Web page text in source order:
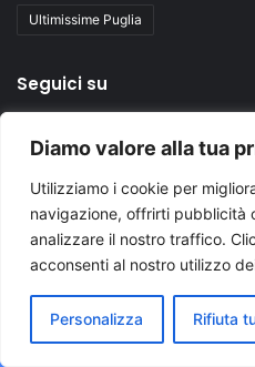
Diamo valore alla tua
Utilizziamo i cookie per
navigazione, offrirti pubblicità
analizzare il nostro traffico.
acconsenti al nostro utilizzo
Personalizza Rifiuta
Ultimissime Puglia
Seguici su
Inserisci